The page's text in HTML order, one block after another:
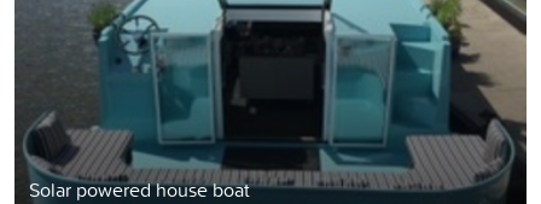
Solar powered house boat